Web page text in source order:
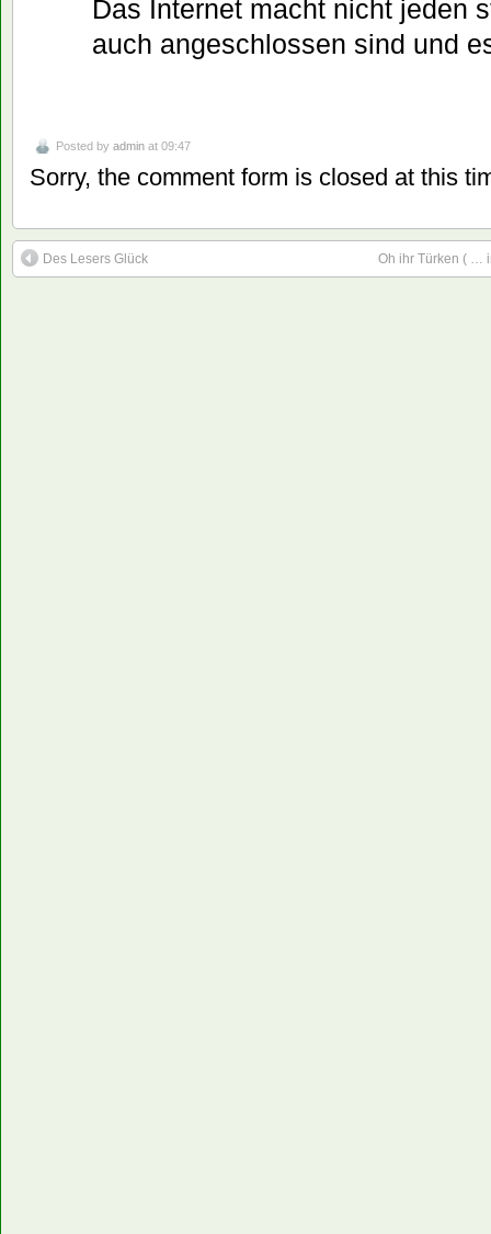
Das Internet macht nicht jeden
auch angeschlossen sind und
Posted by admin at 09:47
Sorry, the comment form is closed at this
Des Lesers Glück Oh ihr Türken ( …